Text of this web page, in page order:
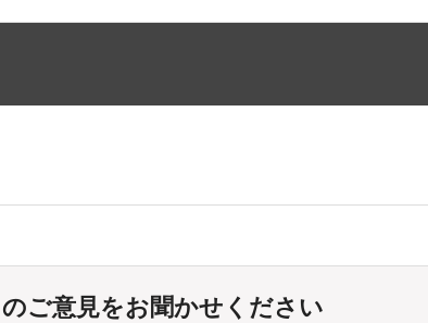
ご意見をお聞かせください